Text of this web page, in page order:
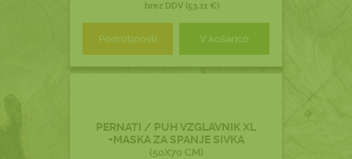
brez DDV (53,11 €)
Podrobnosti V košarico
PERNATI / PUH VZGLAVNIK XL
+MASKA ZA SPANJE SIVKA
(50X70 CM)